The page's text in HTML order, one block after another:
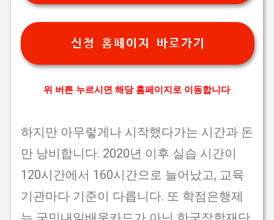
신청 홈페이지 바로가기
위 버튼 누르시면 해당 홈페이지로 이동합니다
하지만 아무렇게나 시작했다가는 시간과 돈
만 낭비합니다. 2020년 이후 실습 시간이
120시간에서 160시간으로 늘어났고, 교육
기관마다 기준이 다릅니다. 또 학점은행제